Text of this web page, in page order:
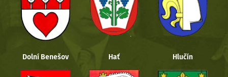
Dolní Benešov Hať Hlučín